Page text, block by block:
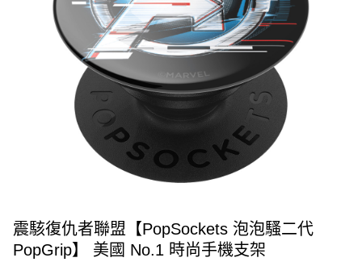
震駭復仇者聯盟【PopSockets 泡泡騷二代
PopGrip】 美國 No.1 時尚手機支架